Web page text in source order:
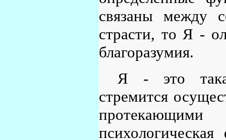
связаны между
страсти, то Я -
благоразумия.
Я - это
стремится